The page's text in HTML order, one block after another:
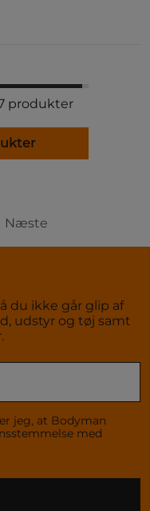
produkter
Næste
du ikke går glip af
udstyr og tøj samt
jeg, at Bodyman
med